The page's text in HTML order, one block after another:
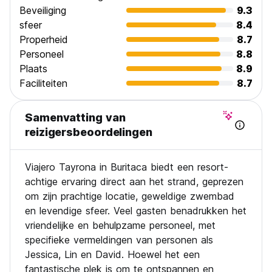
voor gasten jonger dan 23 jaar voor, van toepassing vanaf
1 juni 2023.
Kleine huisdieren (tot 17 kilogram) zijn alleen toegestaan ​​in
privékamers. Per kamer zijn maximaal 2 huisdieren
toegestaan. Voor uw verblijf geldt een toeslag van 15 USD.
Hulphonden of blindengeleidehonden zijn altijd toegestaan ​​
in al onze verkooppunten en zijn gratis op voorwaarde dat
de eigenaar een attest voorlegt waaruit blijkt dat hun hond
een hulp- of geleidehond is. Bij het inchecken moet een
kopie van het paspoort van het huisdier worden getoond.
*Bij het inchecken dient u het aanvullende beleid over de
verzorging van uw huisdier tijdens uw verblijf door te
nemen.
Annuleringsvoorwaarden (slaapzalen): 72 uur voor
aankomst.
Annuleringsvoorwaarden (privékamers): 7 dagen voor
aankomst.
Houd er rekening mee dat als u ons niet informeert of niet
komt opdagen, wij het totale bedrag van uw reservering op
uw creditcard in rekening moeten brengen.
Beveiliging
9.3
sfeer
8.4
Properheid
8.7
Personeel
8.8
Plaats
8.9
Faciliteiten
8.7
Samenvatting van
reizigersbeoordelingen
Viajero Tayrona in Buritaca biedt een resort-
achtige ervaring direct aan het strand, geprezen
om zijn prachtige locatie, geweldige zwembad
en levendige sfeer. Veel gasten benadrukken het
vriendelijke en behulpzame personeel, met
specifieke vermeldingen van personen als
Jessica, Lin en David. Hoewel het een
fantastische plek is om te ontspannen en